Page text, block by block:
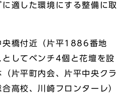
適した環境にする整備に取
央橋付近（片平1886番地
してベンチ4個と花壇を設
片平町内会、片平中央クラ
高校、川崎フロンターレ）